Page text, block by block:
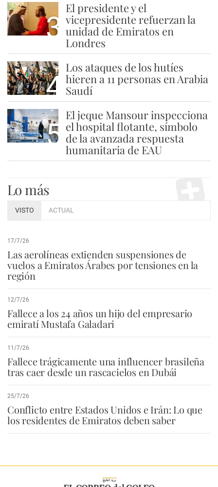
3
El presidente y el
vicepresidente refuerzan la
unidad de Emiratos en
Londres
4
Los ataques de los hutíes
hieren a 11 personas en Arabia
Saudí
5
El jeque Mansour inspecciona
el hospital flotante, símbolo
de la avanzada respuesta
humanitaria de EAU
Lo más
VISTO ACTUAL
17/7/26
Las aerolíneas extienden suspensiones de
vuelos a Emiratos Árabes por tensiones en la
región
12/7/26
Fallece a los 24 años un hijo del empresario
emiratí Mustafa Galadari
11/7/26
Fallece trágicamente una influencer brasileña
tras caer desde un rascacielos en Dubái
25/7/26
Conflicto entre Estados Unidos e Irán: Lo que
los residentes de Emiratos deben saber